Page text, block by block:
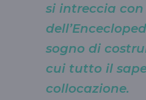
si intreccia
sogno di
cui tutto il
collocazione.